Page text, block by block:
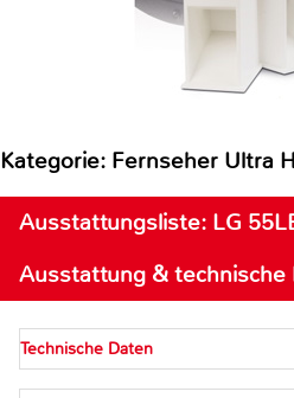
Kategorie: Fernseher Ultra
Ausstattungsliste: LG
Ausstattung & technische
Technische Daten